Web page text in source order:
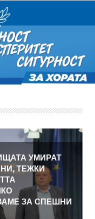
УМИРАТ
ТЕЖКИ
ЗА СПЕШНИ